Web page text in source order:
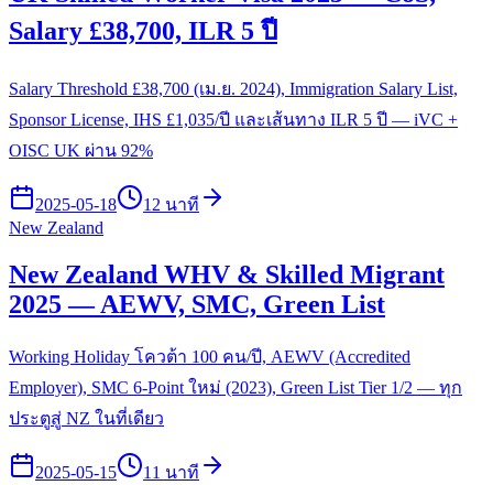
Salary £38,700, ILR 5 ปี
Salary Threshold £38,700 (เม.ย. 2024), Immigration Salary List,
Sponsor License, IHS £1,035/ปี และเส้นทาง ILR 5 ปี — iVC +
OISC UK ผ่าน 92%
2025-05-18
12 นาที
New Zealand
New Zealand WHV & Skilled Migrant
2025 — AEWV, SMC, Green List
Working Holiday โควต้า 100 คน/ปี, AEWV (Accredited
Employer), SMC 6-Point ใหม่ (2023), Green List Tier 1/2 — ทุก
ประตูสู่ NZ ในที่เดียว
2025-05-15
11 นาที